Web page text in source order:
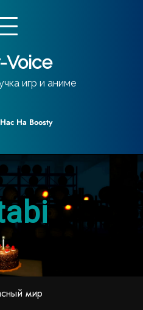
Voice
игр и аниме
На Boosty
мир